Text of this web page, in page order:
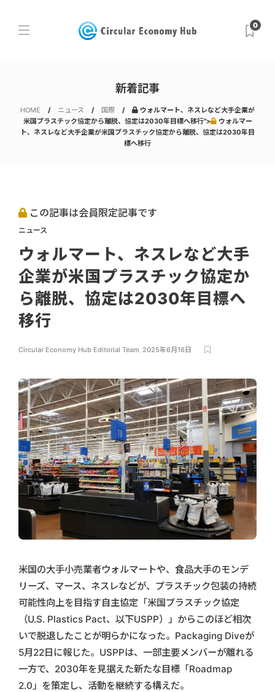
0
新着記事
HOME ニュース 国際
ウォルマート、ネスレなど大手企業が
米国プラスチック協定から離脱、協定は2030年目標へ移行">
ウォルマー
ト、ネスレなど大手企業が米国プラスチック協定から離脱、協定は2030年目
標へ移行
この記事は会員限定記事です
ニュース
ウォルマート、ネスレなど大手
企業が米国プラスチック協定か
ら離脱、協定は2030年目標へ
移行
Circular Economy Hub Editorial Team, 2025年6月16日
米国の大手小売業者ウォルマートや、食品大手のモンデ
リーズ、マース、ネスレなどが、プラスチック包装の持続
可能性向上を目指す自主協定「米国プラスチック協定
（U.S. Plastics Pact、以下USPP）」からこのほど相次
いで脱退したことが明らかになった。Packaging Diveが
5月22日に報じた。USPPは、一部主要メンバーが離れる
一方で、2030年を見据えた新たな目標「Roadmap
2.0」を策定し、活動を継続する構えだ。